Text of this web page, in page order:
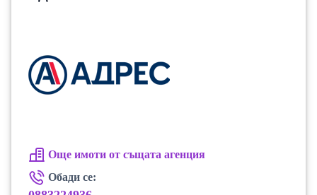
Още имоти от същата агенция
Обади се: